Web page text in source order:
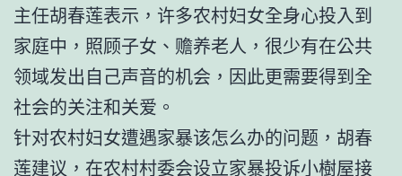
主任胡春莲表示，许多农村妇女全身心投入到
家庭中，照顾子女、赡养老人，很少有在公共
领域发出自己声音的机会，因此更需要得到全
社会的关注和关爱。
针对农村妇女遭遇家暴该怎么办的问题，胡春
莲建议，在农村村委会设立家暴投诉小樹屋接